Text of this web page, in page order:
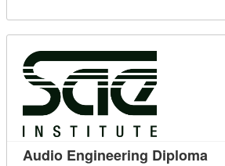
Audio Engineering Diploma